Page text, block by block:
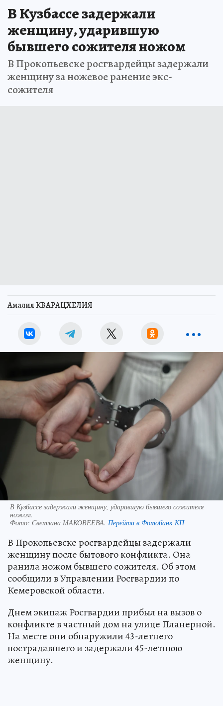
В Кузбассе задержали
женщину, ударившую
бывшего сожителя ножом
В Прокопьевске росгвардейцы задержали
женщину за ножевое ранение экс-
сожителя
Амалия КВАРАЦХЕЛИЯ
В Кузбассе задержали женщину, ударившую бывшего сожителя
ножом.
Фото: Светлана МАКОВЕЕВА. Перейти в Фотобанк КП
В Прокопьевске росгвардейцы задержали
женщину после бытового конфликта. Она
ранила ножом бывшего сожителя. Об этом
сообщили в Управлении Росгвардии по
Кемеровской области.
Днем экипаж Росгвардии прибыл на вызов о
конфликте в частный дом на улице Планерной.
На месте они обнаружили 43-летнего
пострадавшего и задержали 45-летнюю
женщину.